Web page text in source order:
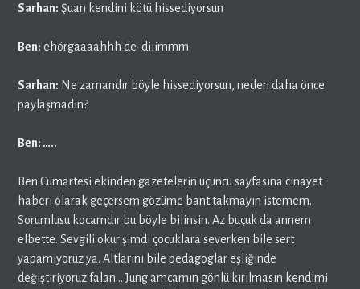
Sarhan: Şuan kendini kötü hissediyorsun
Ben: ehörgaaaahhh de-diiimmm
Sarhan: Ne zamandır böyle hissediyorsun, neden daha önce
paylaşmadın?
Ben: …..
Ben Cumartesi ekinden gazetelerin üçüncü sayfasına cinayet
haberi olarak geçersem gözüme bant takmayın istemem.
Sorumlusu kocamdır bu böyle bilinsin. Az buçuk da annem
elbette. Sevgili okur şimdi çocuklara severken bile sert
yapamıyoruz ya. Altlarını bile pedagoglar eşliğinde
değiştiriyoruz falan… Jung amcamın gönlü kırılmasın kendimi